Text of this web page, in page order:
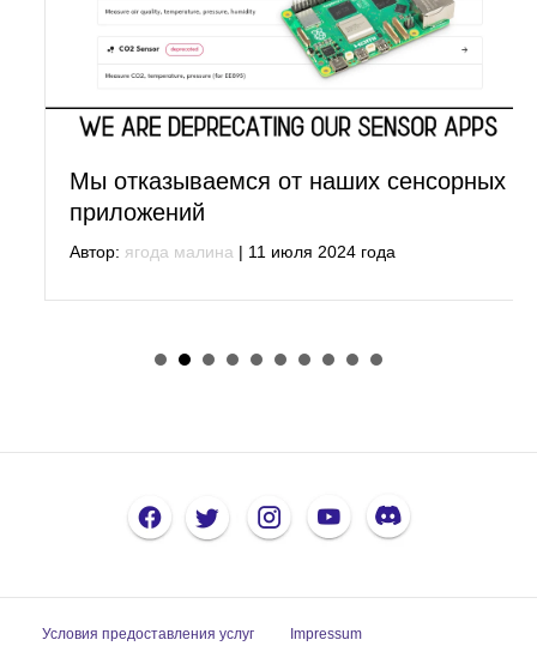
Мы отказываемся от наших сенсорных
приложений
Автор:ягода малина |11 июля 2024 года
Условия предоставления услуг Impressum